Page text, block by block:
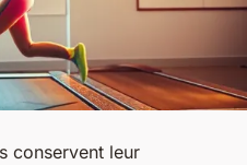
conservent leur